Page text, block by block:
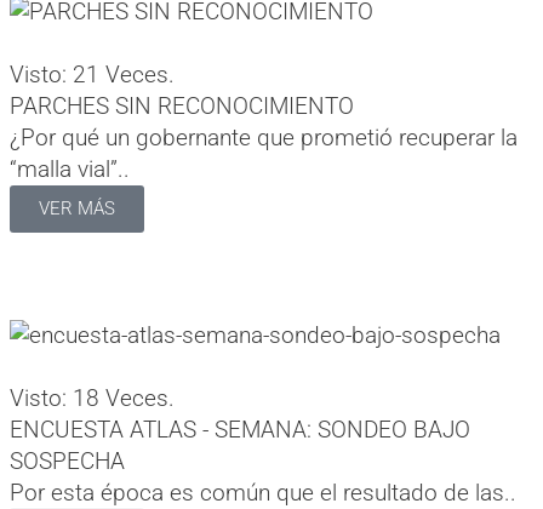
Visto: 21 Veces.
PARCHES SIN RECONOCIMIENTO
¿Por qué un gobernante que prometió recuperar la
“malla vial”..
VER MÁS
Visto: 18 Veces.
ENCUESTA ATLAS - SEMANA: SONDEO BAJO
SOSPECHA
Por esta época es común que el resultado de las..